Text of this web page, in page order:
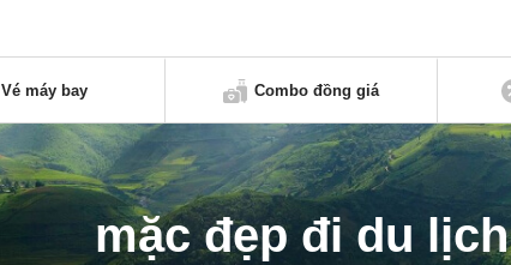
Vé máy bay Combo đồng giá
mặc đẹp đi du lịch